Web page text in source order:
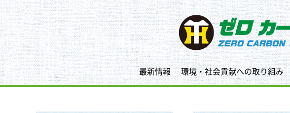
最新情報 環境・社会貢献への取り組み